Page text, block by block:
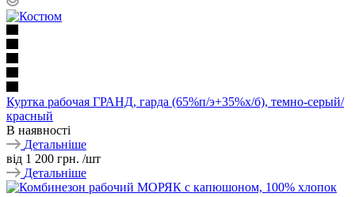
Куртка рабочая ГРАНД, гарда (65%п/э+35%х/б), темно-серый/
красный
В наявності
Детальніше
від 1 200 грн. /шт
Детальніше